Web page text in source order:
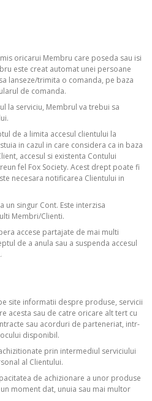
oricarui Membru care poseda sau isi
este creat automat unei persoane
lanseze/trimita o comanda, pe baza
de comanda.
la serviciu, Membrul va trebui sa
de a limita accesul clientului la
in cazul in care considera ca in baza
accesul si existenta Contului
fel Fox Society. Acest drept poate fi
necesara notificarea Clientului in
un singur Cont. Este interzisa
Membri/Clienti.
accese partajate de mai multi
de a anula sau a suspenda accesul
site informatii despre produse, servicii
acesta sau de catre oricare alt tert cu
sau acorduri de parteneriat, intr-
disponibil.
prin intermediul serviciului
al Clientului.
de achizionare a unor produse
moment dat, unuia sau mai multor